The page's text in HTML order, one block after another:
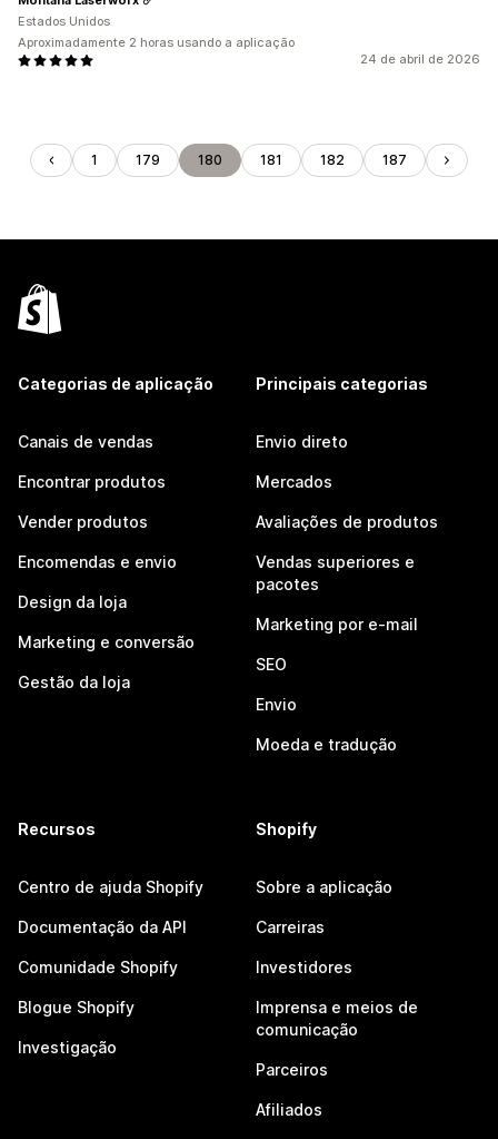
24 de abril de 2026
Estados Unidos
Aproximadamente 2 horas usando a aplicação
1 179 180 181 182 187
Categorias de aplicação
Canais de vendas
Encontrar produtos
Vender produtos
Encomendas e envio
Design da loja
Marketing e conversão
Gestão da loja
Principais categorias
Envio direto
Mercados
Avaliações de produtos
Vendas superiores e
pacotes
Marketing por e-mail
SEO
Envio
Moeda e tradução
Recursos
Centro de ajuda Shopify
Documentação da API
Comunidade Shopify
Blogue Shopify
Investigação
Shopify
Sobre a aplicação
Carreiras
Investidores
Imprensa e meios de
comunicação
Parceiros
Afiliados